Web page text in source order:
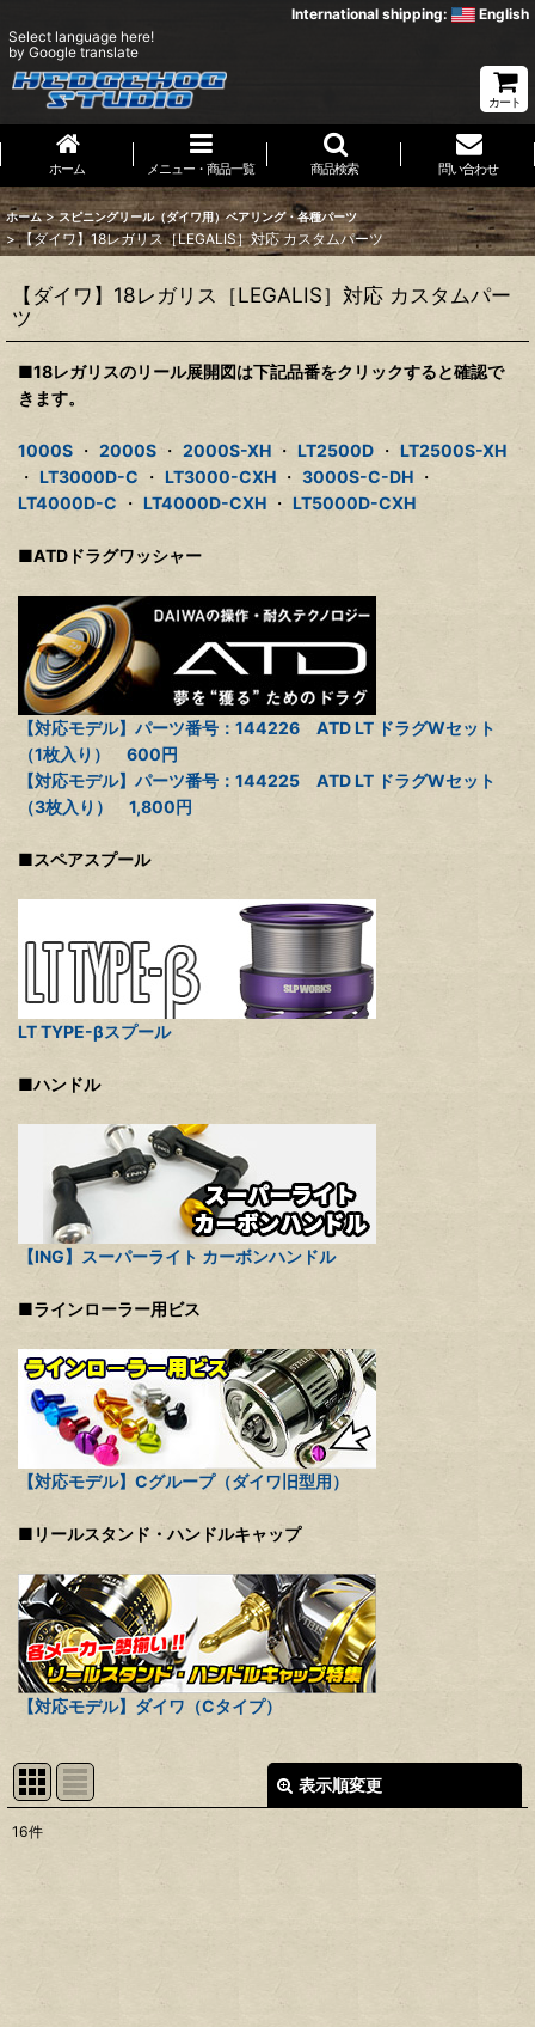
International shipping:
English
Select language here!
by Google translate
カート
ホーム メニュー・商品一覧 商品検索 問い合わせ
ホーム > スピニングリール（ダイワ用）ベアリング・各種パーツ
> 【ダイワ】18レガリス［LEGALIS］対応 カスタムパーツ
【ダイワ】18レガリス［LEGALIS］対応 カスタムパー
ツ
■18レガリスのリール展開図は下記品番をクリックすると確認で
きます。
1000S ・ 2000S ・ 2000S-XH ・ LT2500D ・ LT2500S-XH
・ LT3000D-C ・ LT3000-CXH ・ 3000S-C-DH ・
LT4000D-C ・ LT4000D-CXH ・ LT5000D-CXH
■ATDドラグワッシャー
【対応モデル】パーツ番号：144226 ATD LT ドラグWセット
（1枚入り） 600円
【対応モデル】パーツ番号：144225 ATD LT ドラグWセット
（3枚入り） 1,800円
■スペアスプール
LT TYPE-βスプール
■ハンドル
【ING】スーパーライト カーボンハンドル
■ラインローラー用ビス
【対応モデル】Cグループ（ダイワ旧型用）
■リールスタンド・ハンドルキャップ
【対応モデル】ダイワ（Cタイプ）
表示順変更
16件